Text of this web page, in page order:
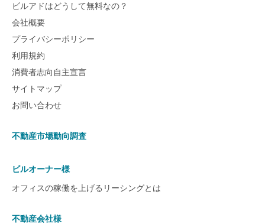
ビルアドはどうして無料なの？
会社概要
プライバシーポリシー
利用規約
消費者志向自主宣言
サイトマップ
お問い合わせ
不動産市場動向調査
ビルオーナー様
オフィスの稼働を上げるリーシングとは
不動産会社様